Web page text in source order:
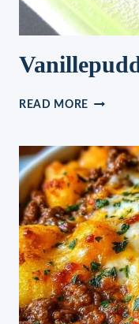
READ MORE